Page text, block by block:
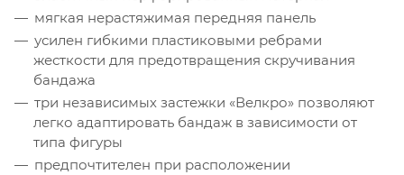
мягкая нерастяжимая передняя панель
усилен гибкими пластиковыми ребрами
жесткости для предотвращения скручивания
бандажа
три независимых застежки «Велкро» позволяют
легко адаптировать бандаж в зависимости от
типа фигуры
предпочтителен при расположении